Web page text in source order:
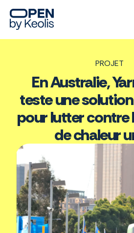
PROJET
En Australie,
teste une
pour lutter contre
de chaleur